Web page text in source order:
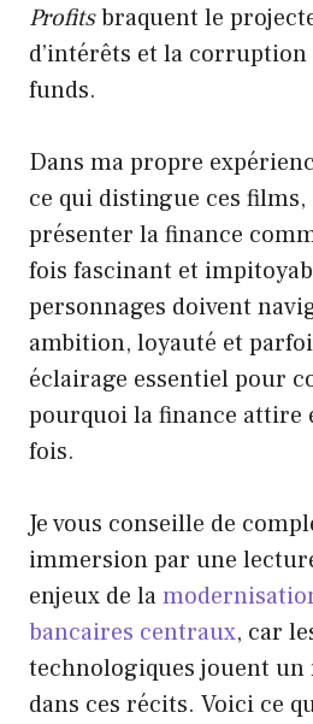
Profitsbraquent le
d’intérêts et la corruption
funds.
Dans ma propre
ce qui distingue ces films,
présenter la finance
fois fascinant et
personnages doivent
ambition, loyauté et
éclairage essentiel pour
pourquoi la finance attire
fois.
Je vous conseille de
immersion par une
enjeux de la
bancaires centraux, car
technologiques jouent
dans ces récits. Voici ce